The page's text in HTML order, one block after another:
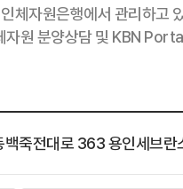
체자원은행에서 관리하고
자원 분양상담 및 KBN
죽전대로 363 용인세브란